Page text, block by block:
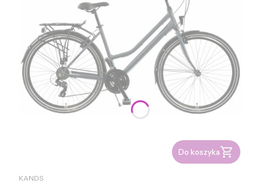
Do koszyka
PRODUCENT
KANDS